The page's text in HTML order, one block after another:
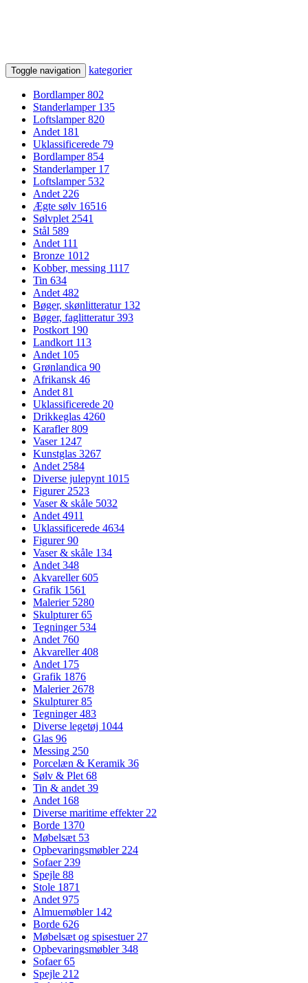
Toggle navigation kategorier
Bordlamper802
Standerlamper 135
Loftslamper820
Andet 181
Uklassificerede 79
Bordlamper854
Standerlamper 17
Loftslamper 532
Andet 226
Ægte sølv 16516
Sølvplet 2541
Stål 589
Andet 111
Bronze 1012
Kobber, messing 1117
Tin 634
Andet 482
Bøger, skønlitteratur 132
Bøger, faglitteratur393
Postkort 190
Landkort 113
Andet 105
Grønlandica 90
Afrikansk 46
Andet 81
Uklassificerede 20
Drikkeglas 4260
Karafler809
Vaser 1247
Kunstglas 3267
Andet 2584
Diverse julepynt 1015
Figurer 2523
Vaser & skåle 5032
Andet 4911
Uklassificerede 4634
Figurer90
Vaser & skåle 134
Andet 348
Akvareller605
Grafik 1561
Malerier 5280
Skulpturer65
Tegninger 534
Andet 760
Akvareller408
Andet 175
Grafik 1876
Malerier 2678
Skulpturer85
Tegninger483
Diverse legetøj 1044
Glas 96
Messing 250
Porcelæn & Keramik 36
Sølv & Plet 68
Tin & andet 39
Andet 168
Diverse maritime effekter 22
Borde 1370
Møbelsæt 53
Opbevaringsmøbler 224
Sofaer 239
Spejle 88
Stole 1871
Andet 975
Almuemøbler 142
Borde 626
Møbelsæt og spisestuer 27
Opbevaringsmøbler348
Sofaer65
Spejle 212